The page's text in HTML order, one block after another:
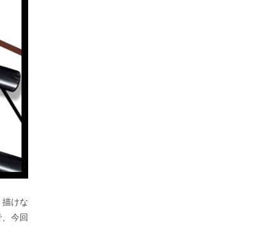
けな
今回